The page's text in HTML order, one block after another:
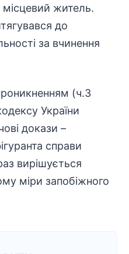
житель.
до
за вчинення
(ч.3
України
докази –
справи
вирішується
міри запобіжного